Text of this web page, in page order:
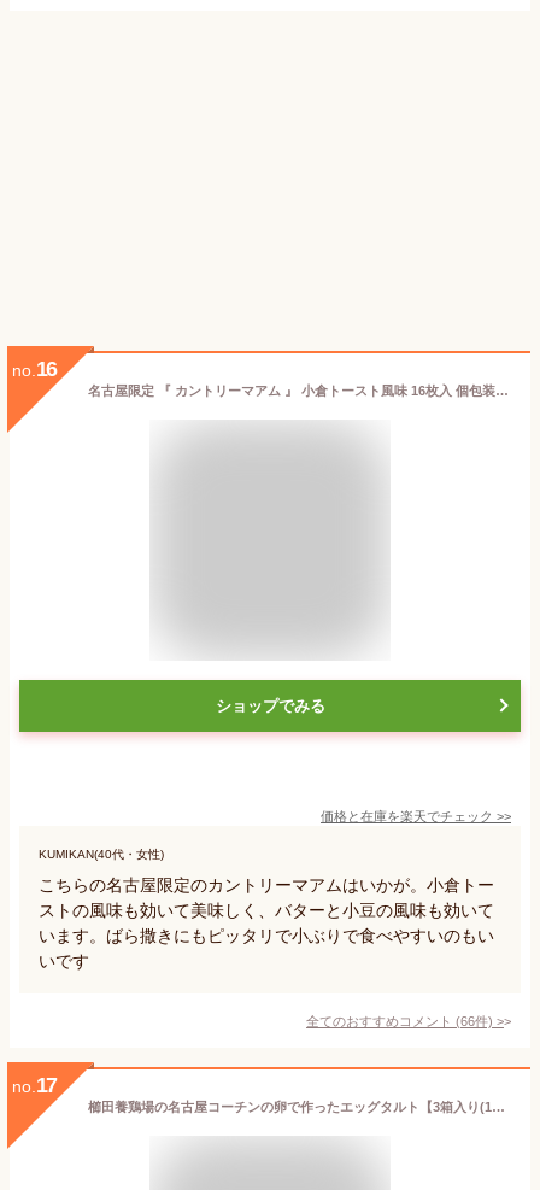
no. 16
名古屋限定 『 カントリーマアム 』 小倉トースト風味 16枚入 個包装 クッキー 愛知 お土産 名古屋 ナガトヤ 長登屋
ショップでみる
価格と在庫を楽天でチェック >>
KUMIKAN(40代・女性)
こちらの名古屋限定のカントリーマアムはいかが。小倉トー
ストの風味も効いて美味しく、バターと小豆の風味も効いて
います。ばら撒きにもピッタリで小ぶりで食べやすいのもい
いです
全てのおすすめコメント (66件) >
no. 17
櫛田養鶏場の名古屋コーチンの卵で作ったエッグタルト【3箱入り(1箱3個入)】送料無料 名古屋コーチン スイーツ こだわり 冷凍便 ご自宅用 無添加